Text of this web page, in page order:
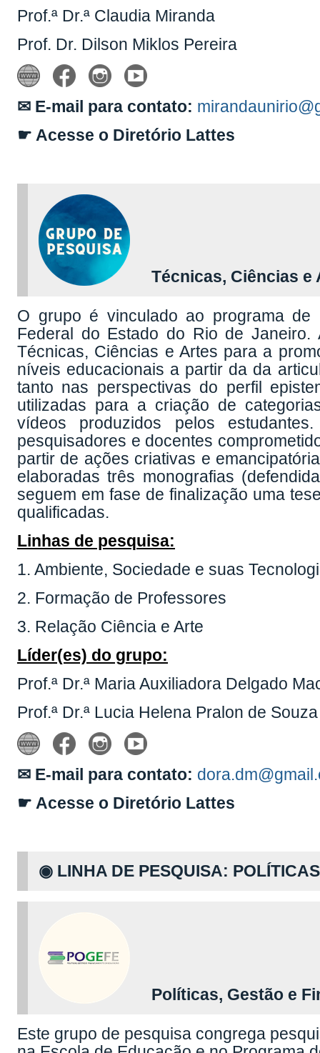
Prof.ª Dr.ª Claudia Miranda
Prof. Dr. Dilson Miklos Pereira
✉ E-mail para contato:
☛ Acesse o Diretório Lattes
Técnicas, Ciências e
O grupo é vinculado ao programa de
Federal do Estado do Rio de
Técnicas, Ciências e Artes para a
níveis educacionais a partir da da
tanto nas perspectivas do perfil
utilizadas para a criação de
vídeos produzidos pelos
pesquisadores e docentes
partir de ações criativas e
elaboradas três monografias
seguem em fase de finalização uma
qualificadas.
Linhas de pesquisa:
1. Ambiente, Sociedade e suas
2. Formação de Professores
3. Relação Ciência e Arte
Líder(es) do grupo:
Prof.ª Dr.ª Maria Auxiliadora Delgado
Prof.ª Dr.ª Lucia Helena Pralon de Souza
✉ E-mail para contato:
☛ Acesse o Diretório Lattes
◉ LINHA DE PESQUISA:
Políticas, Gestão e
Este grupo de pesquisa congrega